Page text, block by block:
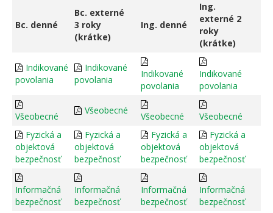
Bc. denné
Bc. externé
3 roky
(krátke)
Ing. denné
Ing.
externé 2
roky
(krátke)
Indikované
povolania
Indikované
povolania
Indikované
povolania
Indikované
povolania
Všeobecné
Všeobecné
Všeobecné
Všeobecné
Fyzická a
objektová
bezpečnosť
Fyzická a
objektová
bezpečnosť
Fyzická a
objektová
bezpečnosť
Fyzická a
objektová
bezpečnosť
Informačná
bezpečnosť
Informačná
bezpečnosť
Informačná
bezpečnosť
Informačná
bezpečnosť